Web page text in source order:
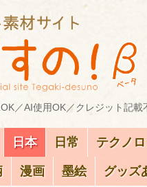
／AI使用OK／クレジット記
日本 日常 テクノ
漫画 墨絵 グッズ